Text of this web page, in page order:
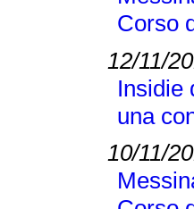
Corso
12/11/
Insidie
una
10/11/